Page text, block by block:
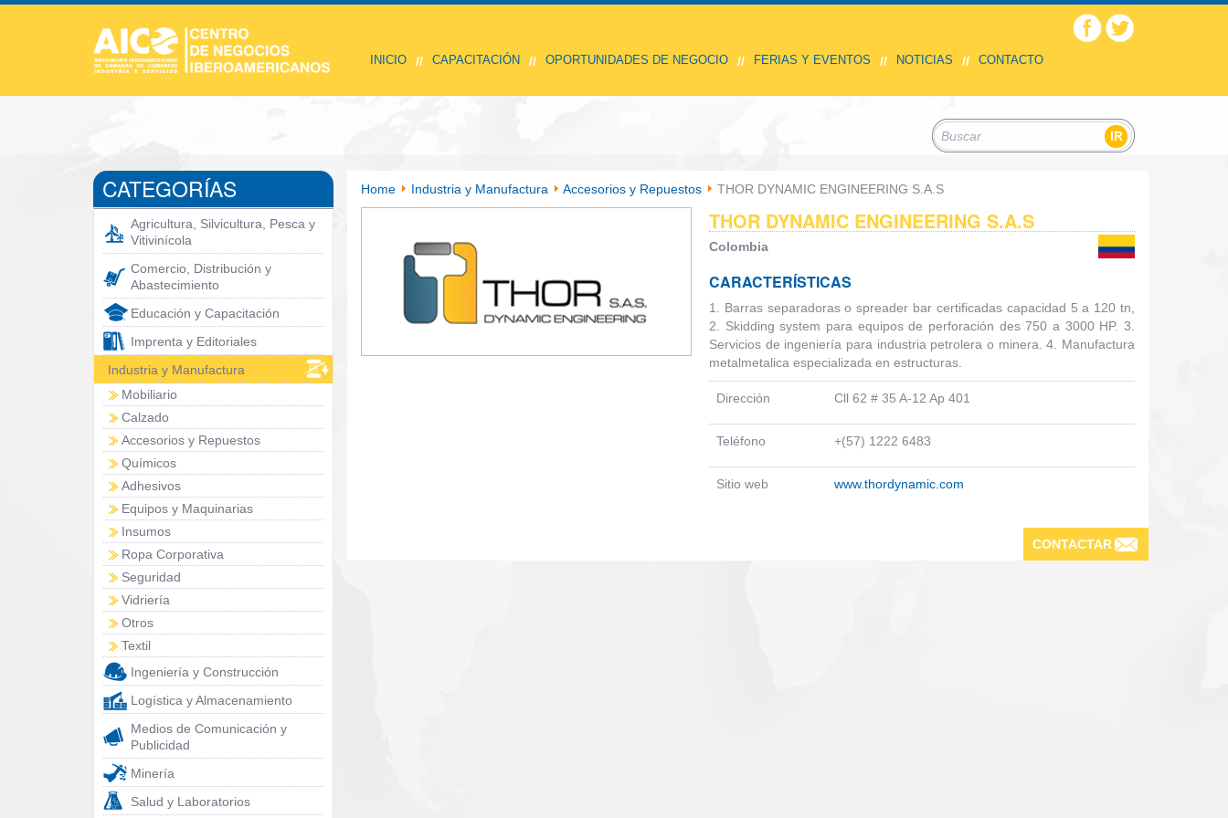
INICIO // CAPACITACIÓN // OPORTUNIDADES DE NEGOCIO // FERIAS Y EVENTOS // NOTICIAS // CONTACTO
CATEGORÍAS
Agricultura, Silvicultura, Pesca y
Vitivinícola
Comercio, Distribución y
Abastecimiento
Educación y Capacitación
Imprenta y Editoriales
Industria y Manufactura
Mobiliario
Calzado
Accesorios y Repuestos
Químicos
Adhesivos
Equipos y Maquinarias
Insumos
Ropa Corporativa
Seguridad
Vidriería
Otros
Textil
Ingeniería y Construcción
Logística y Almacenamiento
Medios de Comunicación y
Publicidad
Minería
Salud y Laboratorios
Home Industria y Manufactura Accesorios y Repuestos THOR DYNAMIC ENGINEERING S.A.S
THOR DYNAMIC ENGINEERING S.A.S
Colombia
CARACTERÍSTICAS
1. Barras separadoras o spreader bar certificadas capacidad 5 a 120 tn,
2. Skidding system para equipos de perforación des 750 a 3000 HP. 3.
Servicios de ingeniería para industria petrolera o minera. 4. Manufactura
metalmetalica especializada en estructuras.
Dirección Cll 62 # 35 A-12 Ap 401
Teléfono +(57) 1222 6483
Sitio web www.thordynamic.com
CONTACTAR